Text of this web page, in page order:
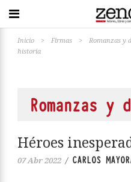
Inicio > Firmas > Romanzas y
historia
Romanzas y
Héroes
07 Abr 2022 / CARLOS